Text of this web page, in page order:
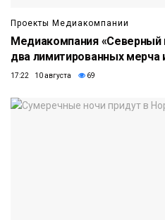
Проекты Медиакомпании
Медиакомпания
два лимитированных мерча
17:22 10 августа 69